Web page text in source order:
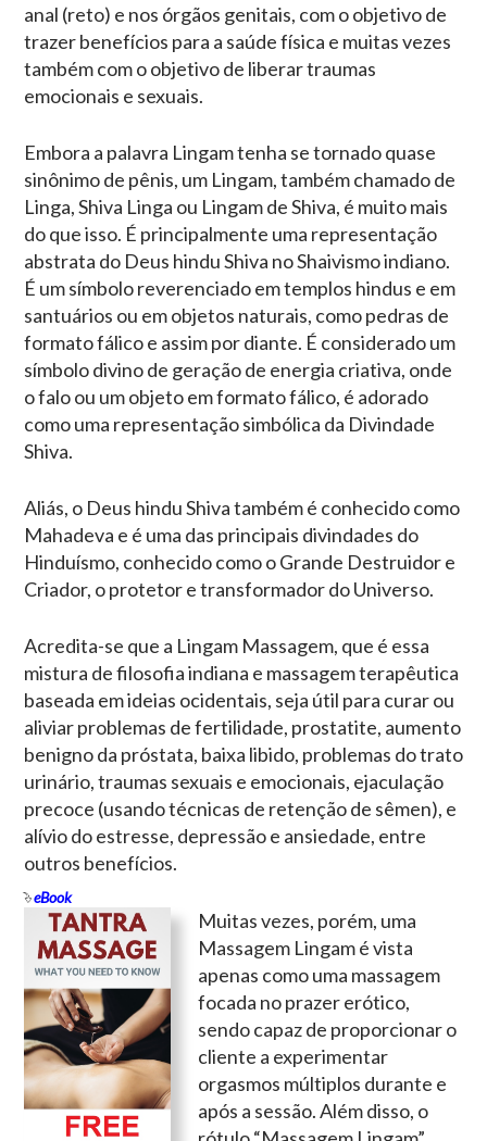
anal (reto) e nos órgãos genitais, com o objetivo de
trazer benefícios para a saúde física e muitas vezes
também com o objetivo de liberar traumas
emocionais e sexuais.
Embora a palavra Lingam tenha se tornado quase
sinônimo de pênis, um Lingam, também chamado de
Linga, Shiva Linga ou Lingam de Shiva, é muito mais
do que isso. É principalmente uma representação
abstrata do Deus hindu Shiva no Shaivismo indiano.
É um símbolo reverenciado em templos hindus e em
santuários ou em objetos naturais, como pedras de
formato fálico e assim por diante. É considerado um
símbolo divino de geração de energia criativa, onde
o falo ou um objeto em formato fálico, é adorado
como uma representação simbólica da Divindade
Shiva.
Aliás, o Deus hindu Shiva também é conhecido como
Mahadeva e é uma das principais divindades do
Hinduísmo, conhecido como o Grande Destruidor e
Criador, o protetor e transformador do Universo.
Acredita-se que a Lingam Massagem, que é essa
mistura de filosofia indiana e massagem terapêutica
baseada em ideias ocidentais, seja útil para curar ou
aliviar problemas de fertilidade, prostatite, aumento
benigno da próstata, baixa libido, problemas do trato
urinário, traumas sexuais e emocionais, ejaculação
precoce (usando técnicas de retenção de sêmen), e
alívio do estresse, depressão e ansiedade, entre
outros benefícios.
eBook
Muitas vezes, porém, uma
Massagem Lingam é vista
apenas como uma massagem
focada no prazer erótico,
sendo capaz de proporcionar o
cliente a experimentar
orgasmos múltiplos durante e
após a sessão. Além disso, o